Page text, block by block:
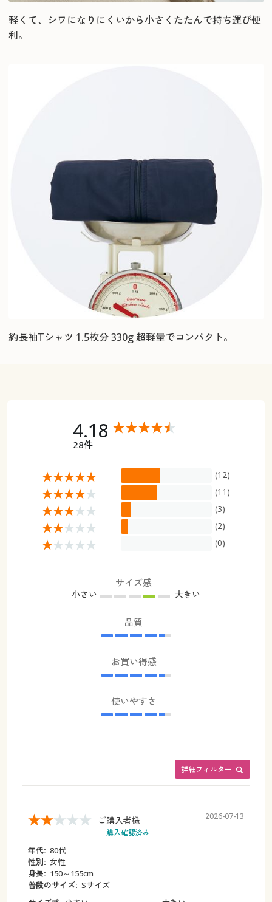
軽くて、シワになりにくいから小さくたたんで持ち運び便
利。
約長袖Tシャツ 1.5枚分 330g 超軽量でコンパクト。
4.18
28件
(12)
(11)
(3)
(2)
(0)
サイズ感
小さい 大きい
品質
お買い得感
使いやすさ
詳細フィルター
ご購入者様
購入確認済み
2026-07-13
年代: 80代
性別: 女性
身長: 150～155cm
普段のサイズ: Sサイズ